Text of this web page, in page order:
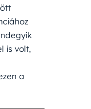
is volt,
a